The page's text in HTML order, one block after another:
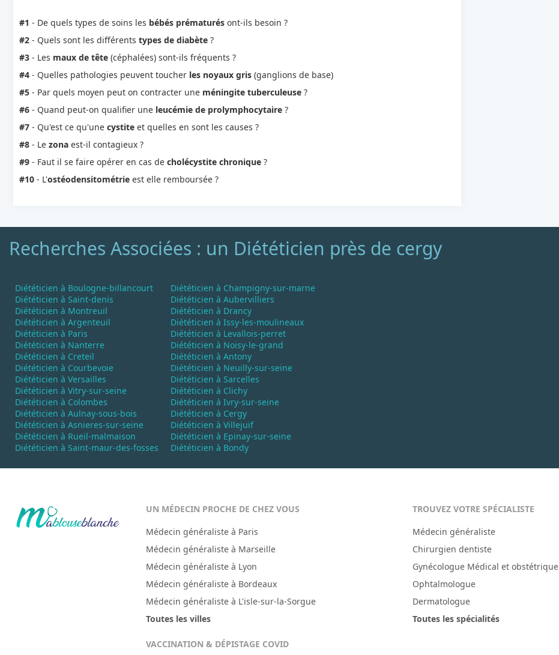
#1 - De quels types de soins les bébés prématurésont-ils besoin ?
#2- Quels sont les différents types de diabète?
#3- Les maux de tête(céphalées) sont-ils fréquents ?
#4- Quelles pathologies peuvent toucher les noyaux gris(ganglions de base)
#5- Par quels moyen peut on contracter une méningite tuberculeuse?
#6- Quand peut-on qualifier une leucémie de prolymphocytaire?
#7- Qu'est ce qu'une cystiteet quelles en sont les causes ?
#8- Le zonaest-il contagieux ?
#9- Faut il se faire opérer en cas de cholécystite chronique?
#10- L'ostéodensitométrieest elle remboursée ?
Recherches Associées : un Diététicien près de cergy
Diététicien à Boulogne-billancourt
Diététicien à Saint-denis
Diététicien à Montreuil
Diététicien à Argenteuil
Diététicien à Paris
Diététicien à Nanterre
Diététicien à Creteil
Diététicien à Courbevoie
Diététicien à Versailles
Diététicien à Vitry-sur-seine
Diététicien à Colombes
Diététicien à Aulnay-sous-bois
Diététicien à Asnieres-sur-seine
Diététicien à Rueil-malmaison
Diététicien à Saint-maur-des-fosses
Diététicien à Champigny-sur-marne
Diététicien à Aubervilliers
Diététicien à Drancy
Diététicien à Issy-les-moulineaux
Diététicien à Levallois-perret
Diététicien à Noisy-le-grand
Diététicien à Antony
Diététicien à Neuilly-sur-seine
Diététicien à Sarcelles
Diététicien à Clichy
Diététicien à Ivry-sur-seine
Diététicien à Cergy
Diététicien à Villejuif
Diététicien à Epinay-sur-seine
Diététicien à Bondy
UN MÉDECIN PROCHE DE CHEZ VOUS
Médecin généraliste à Paris
Médecin généraliste à Marseille
Médecin généraliste à Lyon
Médecin généraliste à Bordeaux
Médecin généraliste à L'isle-sur-la-Sorgue
Toutes les villes
VACCINATION & DÉPISTAGE COVID
TROUVEZ VOTRE SPÉCIALISTE
Médecin généraliste
Chirurgien dentiste
Gynécologue Médical et obstétrique
Ophtalmologue
Dermatologue
Toutes les spécialités